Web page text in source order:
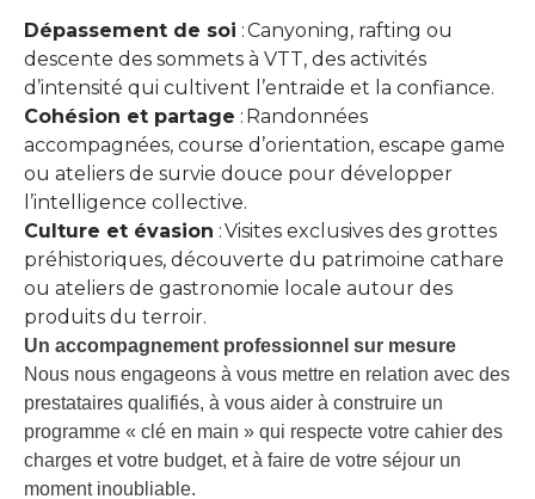
Dépassement de soi : Canyoning, rafting ou
descente des sommets à VTT, des activités
d’intensité qui cultivent l’entraide et la confiance.
Cohésion et partage : Randonnées
accompagnées, course d’orientation, escape game
ou ateliers de survie douce pour développer
l’intelligence collective.
Culture et évasion : Visites exclusives des grottes
préhistoriques, découverte du patrimoine cathare
ou ateliers de gastronomie locale autour des
produits du terroir.
Un accompagnement professionnel sur mesure
Nous nous engageons à vous mettre en relation avec des
prestataires qualifiés, à vous aider à construire un
programme « clé en main » qui respecte votre cahier des
charges et votre budget, et à faire de votre séjour un
moment inoubliable.